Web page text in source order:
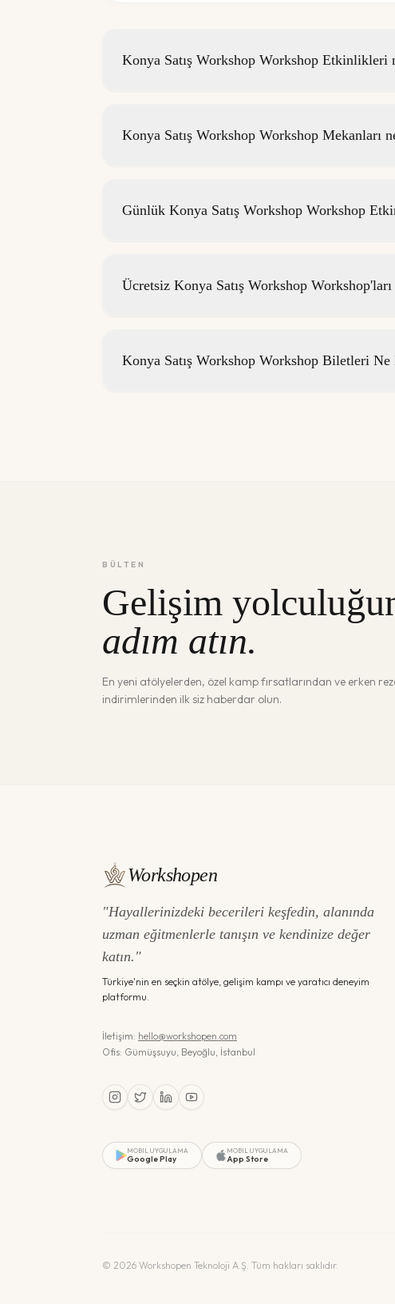
Konya Satış Workshop Workshop Etkinlikleri
Konya Satış Workshop Workshop Mekanları
Günlük Konya Satış Workshop Workshop
Ücretsiz Konya Satış Workshop Workshop'ları
Konya Satış Workshop Workshop Biletleri Ne
BÜLTEN
Gelişim
adım atın.
En yeni atölyelerden, özel kamp fırsatlarından ve erken
indirimlerinden ilk siz haberdar olun.
Workshopen
"Hayallerinizdeki becerileri keşfedin, alanında
uzman eğitmenlerle tanışın ve kendinize değer
katın."
Türkiye'nin en seçkin atölye, gelişim kampı ve yaratıcı deneyim
platformu.
İletişim: hello@workshopen.com
Ofis: Gümüşsuyu, Beyoğlu, İstanbul
MOBIL UYGULAMA
Google Play
MOBIL UYGULAMA
App Store
© 2026 Workshopen Teknoloji A.Ş. Tüm hakları saklıdır.